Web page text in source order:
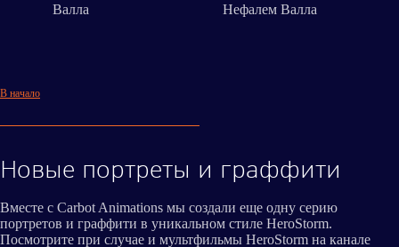
Валла Нефалем Валла
В начало
Новые портреты и граффити
Вместе с Carbot Animations мы создали еще одну серию
портретов и граффити в уникальном стиле HeroStorm.
Посмотрите при случае и мультфильмы HeroStorm на канале